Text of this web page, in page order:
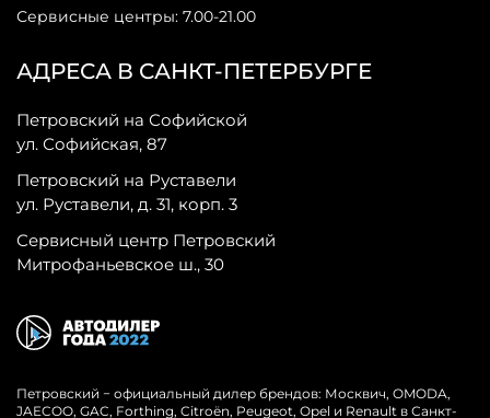
АДРЕСА В САНКТ-ПЕТЕРБУРГЕ
Петровский на Софийской
ул. Софийская, 87
Петровский на Руставели
ул. Руставели, д. 31, корп. 3
Сервисный центр Петровский
Митрофаньевское ш., 30
Сервисные центры: 7.00-21.00
Петровский − официальный дилер брендов: Москвич, OMODA,
JAECOO, GAC, Forthing, Citroёn, Peugeot, Opel и Renault в Санкт-